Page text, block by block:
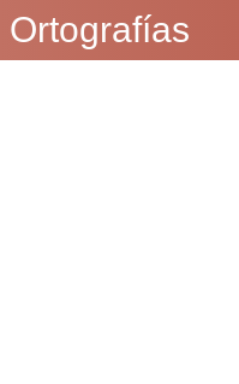
Ortografías